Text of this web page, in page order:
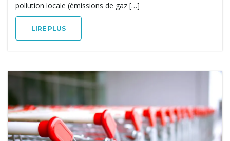
g
pollution locale (émissions de gaz […]
LIRE PLUS